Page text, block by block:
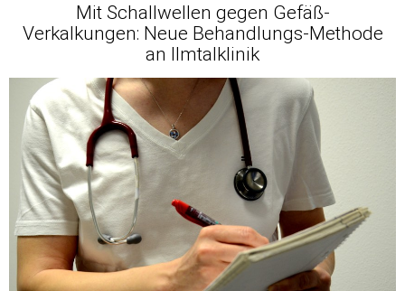
Mit Schallwellen gegen Gefäß-
Verkalkungen: Neue Behandlungs-Methode
an Ilmtalklinik